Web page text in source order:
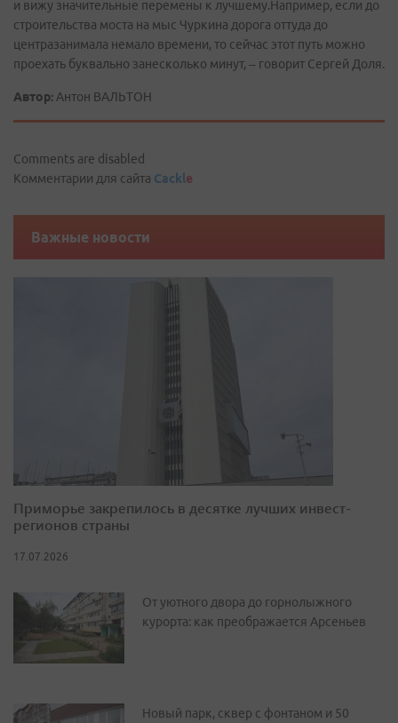
и вижу значительные перемены к лучшему.Например, если до
строительства моста на мыс Чуркина дорога оттуда до
центразанимала немало времени, то сейчас этот путь можно
проехать буквально занесколько минут, – говорит Сергей Доля.
Автор: Антон ВАЛЬТОН
Comments are disabled
Комментарии для сайта Cackle
Важные новости
Приморье закрепилось в десятке лучших инвест-
регионов страны
17.07.2026
От уютного двора до горнолыжного
курорта: как преображается Арсеньев
Новый парк, сквер с фонтаном и 50